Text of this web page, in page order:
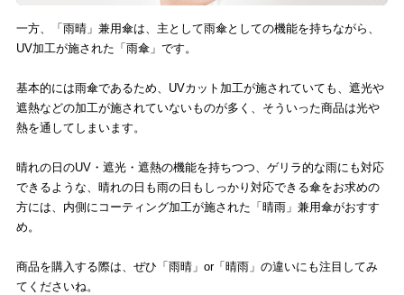
一方、「雨晴」兼用傘は、主として雨傘としての機能を持ちながら、
UV加工が施された「雨傘」です。
基本的には雨傘であるため、UVカット加工が施されていても、遮光や
遮熱などの加工が施されていないものが多く、そういった商品は光や
熱を通してしまいます。
晴れの日のUV・遮光・遮熱の機能を持ちつつ、ゲリラ的な雨にも対応
できるような、晴れの日も雨の日もしっかり対応できる傘をお求めの
方には、内側にコーティング加工が施された「晴雨」兼用傘がおすす
め。
商品を購入する際は、ぜひ「雨晴」or「晴雨」の違いにも注目してみ
てくださいね。